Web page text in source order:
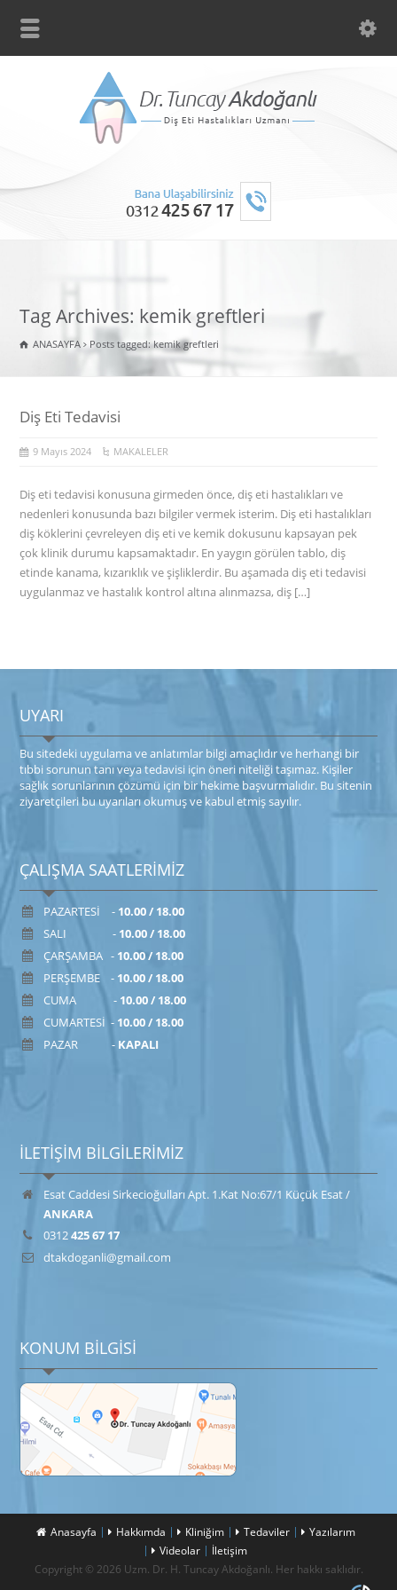
Tag Archives: kemik greftleri
ANASAYFA Posts tagged: kemik greftleri
Diş Eti Tedavisi
9 Mayıs 2024 MAKALELER
Diş eti tedavisi konusuna girmeden önce, diş eti hastalıkları ve
nedenleri konusunda bazı bilgiler vermek isterim. Diş eti hastalıkları
diş köklerini çevreleyen diş eti ve kemik dokusunu kapsayan pek
çok klinik durumu kapsamaktadır. En yaygın görülen tablo, diş
etinde kanama, kızarıklık ve şişliklerdir. Bu aşamada diş eti tedavisi
uygulanmaz ve hastalık kontrol altına alınmazsa, diş […]
UYARI
Bu sitede​ki​​ uygulama ve anlatımlar ​bilgi amaçlıdır ve herhangi bir
tıbbi sorunun tanı veya tedavisi için öneri niteliği taşımaz. Kişiler
sağlık sorunlarının çözümü için bir hekime başvurmalıdır. Bu sitenin
ziyaretçileri bu uyarıları okumuş ve kabul etmiş sayılır.
ÇALIŞMA SAATLERİMİZ
PAZARTESİ - 10.00 / 18.00
SALI - 10.00 / 18.00
ÇARŞAMBA - 10.00 / 18.00
PERŞEMBE - 10.00 / 18.00
CUMA - 10.00 / 18.00
CUMARTESİ - 10.00 / 18.00
PAZAR - KAPALI
İLETİŞİM BİLGİLERİMİZ
Esat Caddesi Sirkecioğulları Apt. 1.Kat No:67/1 Küçük Esat /
ANKARA
0312425 67 17
dtakdoganli@gmail.com
KONUM BİLGİSİ
Anasayfa Hakkımda Kliniğim Tedaviler
Yazılarım
Videolar
İletişim
Copyright © 2026 Uzm. Dr. H. Tuncay Akdoğanlı. Her hakkı saklıdır.